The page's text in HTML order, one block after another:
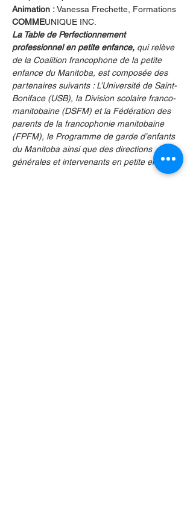
Animation : Vanessa Frechette, Formations
COMMEUNIQUE INC.
La Table de Perfectionnement
professionnel en petite enfance, qui relève
de la Coalition francophone de la petite
enfance du Manitoba, est composée des
partenaires suivants : L’Université de Saint-
Boniface (USB), la Division scolaire franco-
manitobaine (DSFM) et la Fédération des
parents de la francophonie manitobaine
(FPFM), le Programme de garde d’enfants
du Manitoba ainsi que des directions
générales et intervenants en petite enfance.